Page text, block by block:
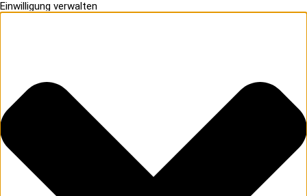
Einwilligung verwalten